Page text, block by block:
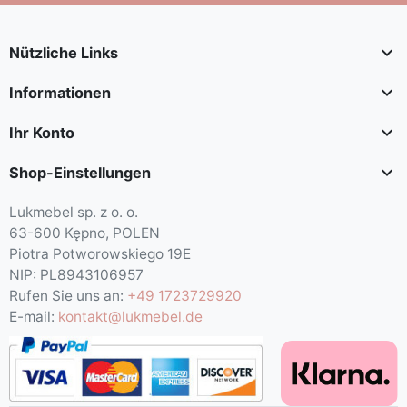
Nützliche Links 
Informationen 
Ihr Konto 
Shop-Einstellungen 
Lukmebel sp. z o. o.
63-600 Kępno, POLEN
Piotra Potworowskiego 19E
NIP: PL8943106957
Rufen Sie uns an: +49 1723729920
E-mail: kontakt@lukmebel.de